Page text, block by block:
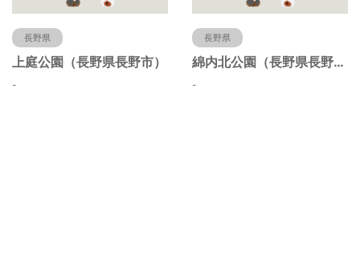
長野県
上庭公園（長野県長野市）
-
長野県
綿内北公園（長野県長野市）
-